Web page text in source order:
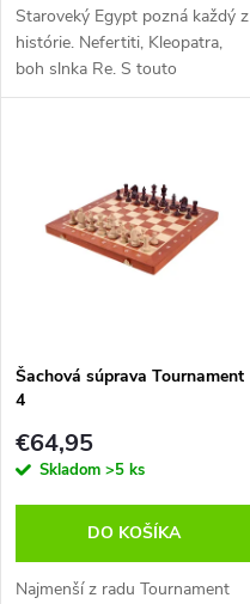
d
v
d
u
Staroveký Egypt pozná každý z
histórie. Nefertiti, Kleopatra,
boh slnka Re. S touto
jedinečnou šachovou súpravou
Šachová súprava Tournament
4
€64,95
Skladom >5 ks
DO KOŠÍKA
Najmenší z radu Tournament